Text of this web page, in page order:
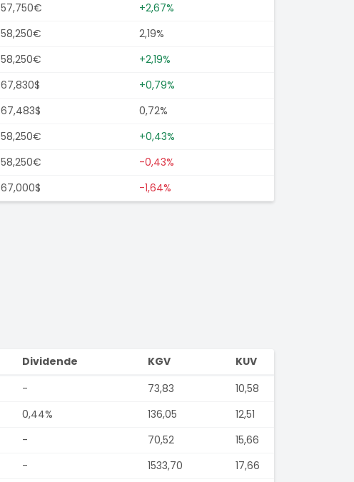
57,750€
+2,67%
58,250€
2,19%
58,250€
+2,19%
67,830$
+0,79%
67,483$
0,72%
58,250€
+0,43%
58,250€
-0,43%
67,000$ -1,64%
Dividende KGV
KUV
- 73,83
10,58
0,44% 136,05
12,51
- 70,52
15,66
- 1533,70
17,66